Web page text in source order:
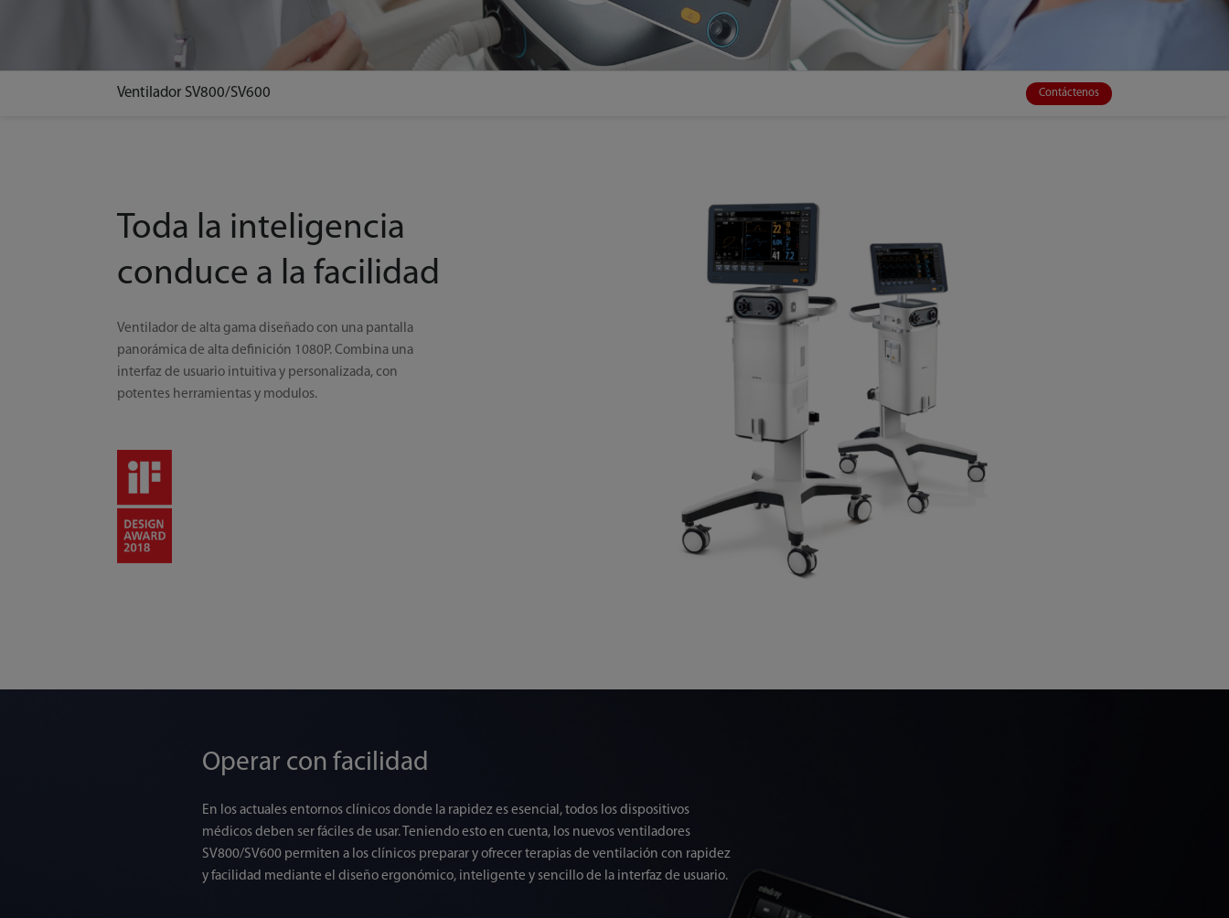
Ventilador SV800/SV600 Contáctenos
Toda la inteligencia
conduce a la facilidad
Ventilador de alta gama diseñado con una pantalla
panorámica de alta definición 1080P. Combina una
interfaz de usuario intuitiva y personalizada, con
potentes herramientas y modulos.
Operar con facilidad
En los actuales entornos clínicos donde la rapidez es esencial, todos los dispositivos
médicos deben ser fáciles de usar. Teniendo esto en cuenta, los nuevos ventiladores
SV800/SV600 permiten a los clínicos preparar y ofrecer terapias de ventilación con rapidez
y facilidad mediante el diseño ergonómico, inteligente y sencillo de la interfaz de usuario.